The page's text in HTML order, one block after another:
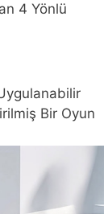
4 Yönlü
Bir Oyun